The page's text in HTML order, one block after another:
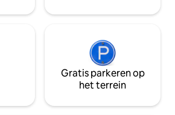
Gratis parkeren op
het terrein